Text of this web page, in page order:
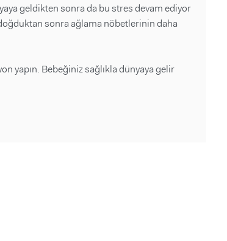
geldikten sonra da bu stres devam ediyor
sonra ağlama nöbetlerinin daha
yapın. Bebeğiniz sağlıkla dünyaya gelir